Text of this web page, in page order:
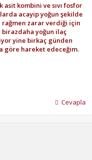
kombini ve sıvı fosfor
acayip yoğun şekilde
zarar verdiği için
yoğun ilaç
yine birkaç günden
göre hareket edeceğim.
Cevapla